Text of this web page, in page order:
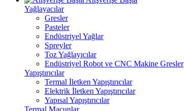
Yağlayacılar
Gresler
Pasteler
Endüstriyel Yağlar
Spreyler
Toz Yağlayıcılar
Endüstriyel Robot ve CNC Makine Gresler
Yapıştırıcılar
Termal İletken Yapıştırıcılar
Elektrik İletken Yapıştırıcılar
Yapısal Yapıştırıcılar
Termal Macunlar